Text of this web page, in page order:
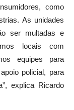
como
As unidades
ser multadas e
locais com
equipes para
policial, para
explica Ricardo